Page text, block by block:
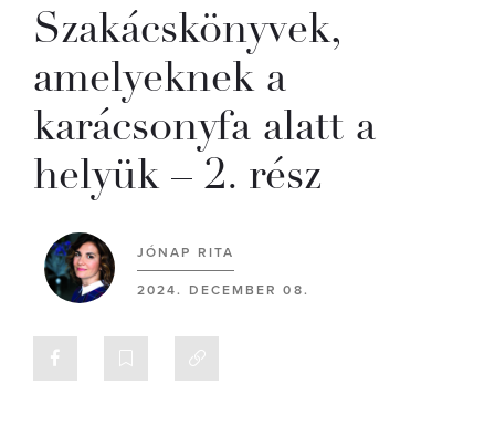
Szakácskönyvek,
amelyeknek a
karácsonyfa alatt a
helyük – 2. rész
JÓNAP RITA
2024. DECEMBER 08.